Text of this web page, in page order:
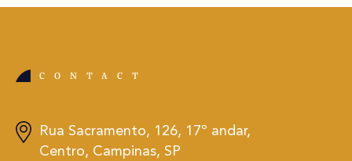
CONTACT
Rua Sacramento, 126, 17º andar,
Centro, Campinas, SP